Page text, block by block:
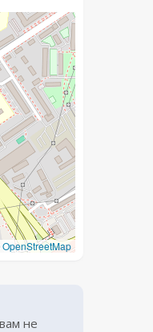
OpenStreetMap
не